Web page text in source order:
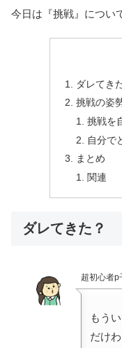
今日は『挑戦』につい
ダレてき
挑戦の姿
挑戦を
自分で
まとめ
関連
ダレてきた？
超初心者p
もう
だけ